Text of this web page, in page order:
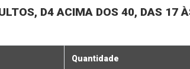
D4 ACIMA DOS 40, DAS 17
Quantidade